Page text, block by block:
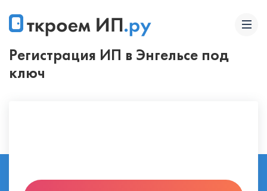
Регистрация ИП в Энгельсе под
ключ